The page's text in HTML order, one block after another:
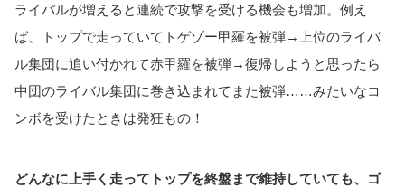
ライバルが増えると連続で攻撃を受ける機会も増加。例え
ば、トップで走っていてトゲゾー甲羅を被弾→上位のライバ
ル集団に追い付かれて赤甲羅を被弾→復帰しようと思ったら
中団のライバル集団に巻き込まれてまた被弾……みたいなコ
ンボを受けたときは発狂もの！
どんなに上手く走ってトップを終盤まで維持していても、ゴ